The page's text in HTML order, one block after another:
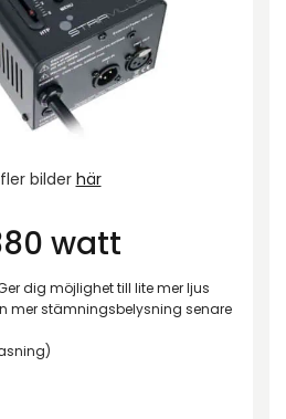
bilder här
watt
dig möjlighet till lite mer ljus
mer stämningsbelysning senare